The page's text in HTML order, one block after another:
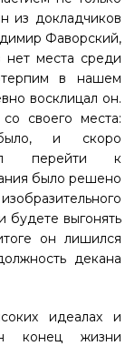
из докладчиков
Фаворский,
нет места среди
в нашем
восклицал он.
своего места:
и скоро
перейти к
было решено
будете выгонять
он лишился
декана
идеалах и
конец жизни